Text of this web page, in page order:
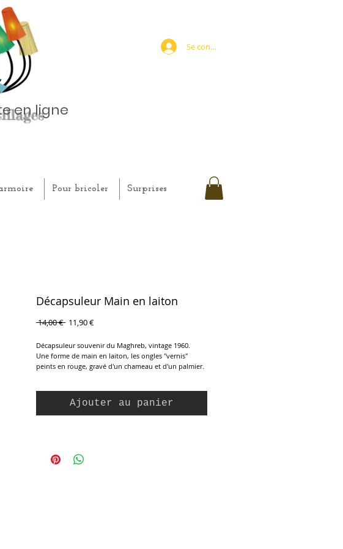
en ligne
Pour bricoler Surprises
Se connecter
Décapsuleur Main en laiton
14,00 € Prix11,90 €Prix
Décapsuleur souvenir du Maghreb, vintage 1960.
Une forme de main en laiton, les ongles "vernis"
peints en rouge, gravé d'un chameau et d'un palmier.
Ajouter au panier